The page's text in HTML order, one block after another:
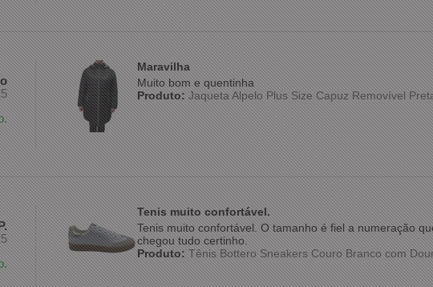
Maravilha
Muito bom e quentinha
Produto:Jaqueta Alpelo Plus Size Capuz Removível
Tenis muito confortável.
Tenis muito confortável. O tamanho é fiel a numeração
chegou tudo certinho.
Produto:Tênis Bottero Sneakers Couro Branco com